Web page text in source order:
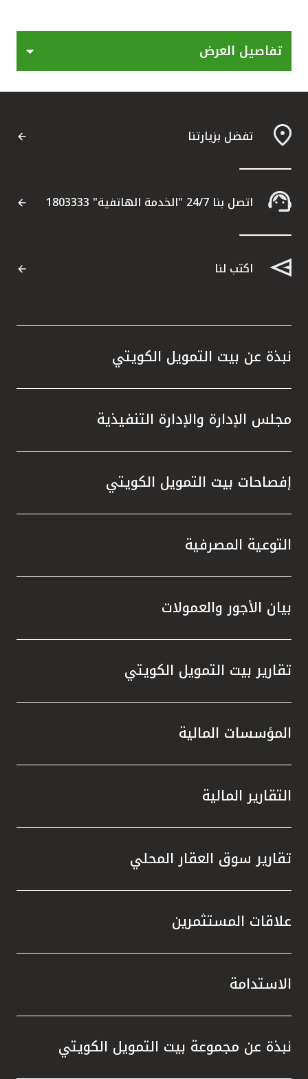
أدوات وخدمات
مواقع الفروع وأجهزة الصرف الآلي
ألمانيا
ماليزيا
مصر
المملكة المتحدة
مملكة البحرين
تفاصيل العرض
تفضل بزيارتنا
اتصل بنا 24/7 "الخدمة الهاتفية" 1803333
اكتب لنا
نبذة عن بيت التمويل الكويتي
مجلس الإدارة والإدارة التنفيذية
إفصاحات بيت التمويل الكويتي
التوعية المصرفية
بيان الأجور والعمولات
تقارير بيت التمويل الكويتي
المؤسسات المالية
التقارير المالية
تقارير سوق العقار المحلي
علاقات المستثمرين
الاستدامة
نبذة عن مجموعة بيت التمويل الكويتي